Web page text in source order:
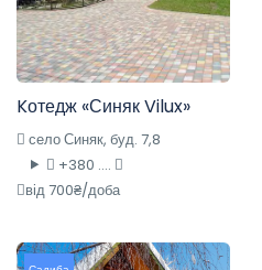
Kотедж «Синяк Vilux»
село Синяк, буд. 7,8
+380 ....
від 700₴/доба